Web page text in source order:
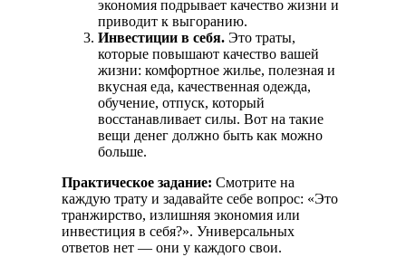
экономия подрывает качество жизни и
приводит к выгоранию.
Инвестиции в себя. Это траты,
которые повышают качество вашей
жизни: комфортное жилье, полезная и
вкусная еда, качественная одежда,
обучение, отпуск, который
восстанавливает силы. Вот на такие
вещи денег должно быть как можно
больше.
Практическое задание: Смотрите на
каждую трату и задавайте себе вопрос: «Это
транжирство, излишняя экономия или
инвестиция в себя?». Универсальных
ответов нет — они у каждого свои.